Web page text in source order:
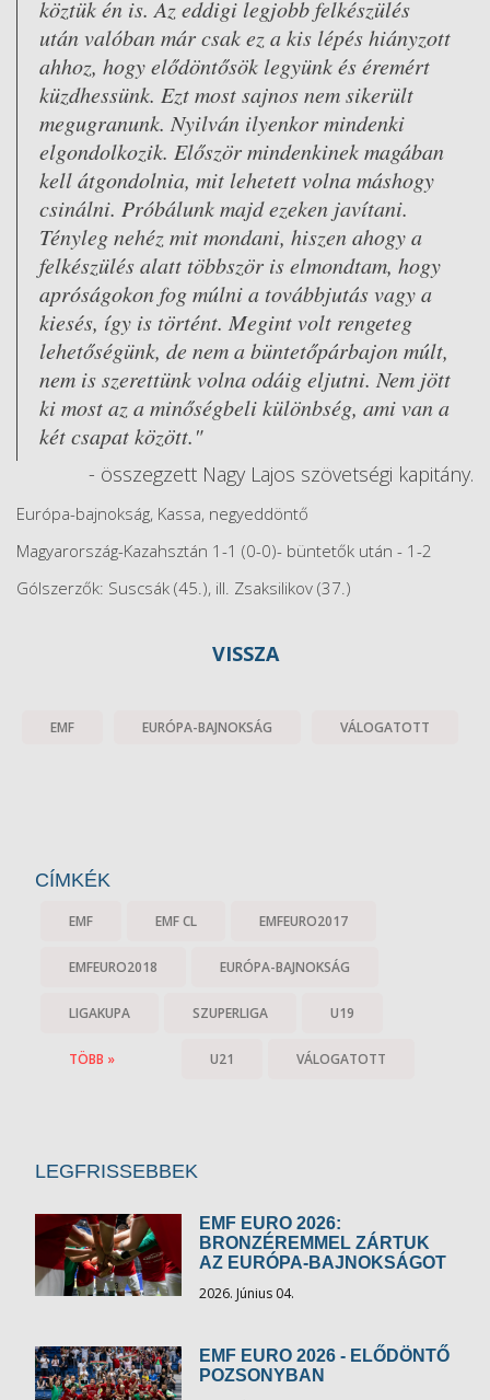
köztük én is. Az eddigi legjobb felkészülés
után valóban már csak ez a kis lépés hiányzott
ahhoz, hogy elődöntősök legyünk és éremért
küzdhessünk. Ezt most sajnos nem sikerült
megugranunk. Nyilván ilyenkor mindenki
elgondolkozik. Először mindenkinek magában
kell átgondolnia, mit lehetett volna máshogy
csinálni. Próbálunk majd ezeken javítani.
Tényleg nehéz mit mondani, hiszen ahogy a
felkészülés alatt többször is elmondtam, hogy
apróságokon fog múlni a továbbjutás vagy a
kiesés, így is történt. Megint volt rengeteg
lehetőségünk, de nem a büntetőpárbajon múlt,
nem is szerettünk volna odáig eljutni. Nem jött
ki most az a minőségbeli különbség, ami van a
két csapat között."
- összegzett Nagy Lajos szövetségi kapitány.
Európa-bajnokság, Kassa, negyeddöntő
Magyarország-Kazahsztán 1-1 (0-0)- büntetők után - 1-2
Gólszerzők: Suscsák (45.), ill. Zsaksilikov (37.)
VISSZA
EMF EURÓPA-BAJNOKSÁG VÁLOGATOTT
CÍMKÉK
EMF EMF CL EMFEURO2017
EMFEURO2018 EURÓPA-BAJNOKSÁG
LIGAKUPA SZUPERLIGA U19
U21 VÁLOGATOTT
TÖBB »
LEGFRISSEBBEK
EMF EURO 2026:
BRONZÉREMMEL ZÁRTUK
AZ EURÓPA-BAJNOKSÁGOT
2026. Június 04.
EMF EURO 2026 - ELŐDÖNTŐ
POZSONYBAN